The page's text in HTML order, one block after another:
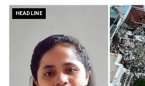
HEADLINE